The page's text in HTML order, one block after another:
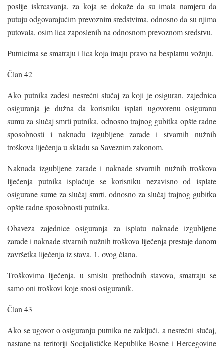
poslije iskrcavanja, za koja se dokaže da su imala namjeru da
putuju odgovarajućim prevoznim sredstvima, odnosno da su njima
putovala, osim lica zaposlenih na odnosnom prevoznom sredstvu.
Putnicima se smatraju i lica koja imaju pravo na besplatnu vožnju.
Član 42
Ako putnika zadesi nesrećni slučaj za koji je osiguran, zajednica
osiguranja je dužna da korisniku isplati ugovorenu osiguranu
sumu za slučaj smrti putnika, odnosno trajnog gubitka opšte radne
sposobnosti i naknadu izgubljene zarade i stvarnih nužnih
troškova liječenja u skladu sa Saveznim zakonom.
Naknada izgubljene zarade i naknade stvarnih nužnih troškova
liječenja putnika isplaćuje se korisniku nezavisno od isplate
osigurane sume za slučaj smrti, odnosno za slučaj trajnog gubitka
opšte radne sposobnosti putnika.
Obaveza zajednice osiguranja za isplatu naknade izgubljene
zarade i naknade stvarnih nužnih troškova liječenja prestaje danom
završetka liječenja iz stava. 1. ovog člana.
Troškovima liječenja, u smislu prethodnih stavova, smatraju se
samo oni troškovi koje snosi osiguranik.
Član 43
Ako se ugovor o osiguranju putnika ne zaključi, a nesrećni slučaj,
nastane na teritoriji Socijalističke Republike Bosne i Hercegovine